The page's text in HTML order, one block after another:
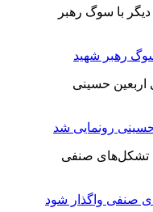
رونمایی شد
صنفی واگذار شود